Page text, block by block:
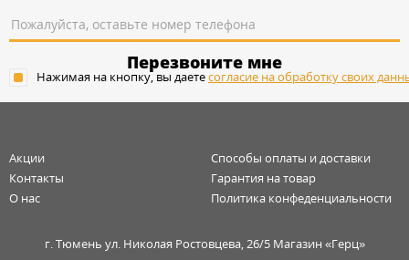
Перезвоните мне
Нажимая на кнопку, вы даетесогласие на обработку своих
Акции
Контакты
О нас
Способы оплаты и доставки
Гарантия на товар
Политика конфеденциальности
г. Тюмень ул. Николая Ростовцева, 26/5 Магазин «Герц»